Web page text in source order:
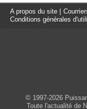
A propos du site
Conditions générales
© 1997-2026
Toute l'actualité de